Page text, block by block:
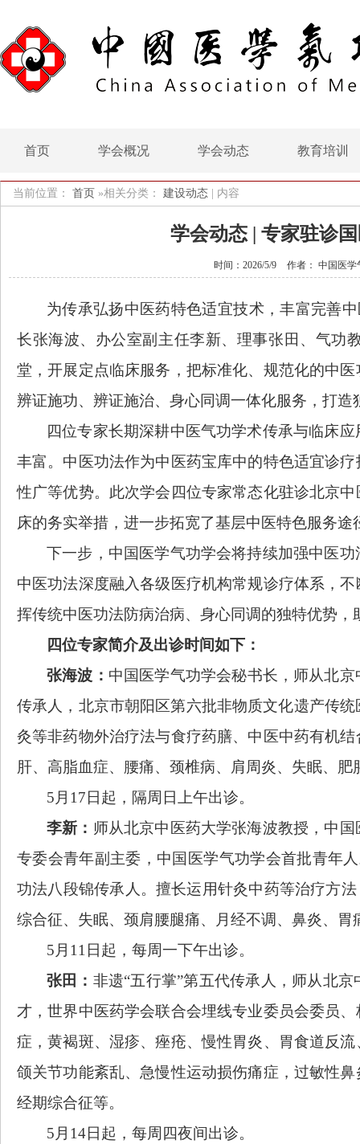
首页 学会概况 学会动态 教育培训
当前位置： 首页 »相关分类： 建设动态 内容
学会动态 | 专家驻诊
时间：2026/5/9 作者： 中国医学
为传承弘扬中医药特色适宜技术，丰富完善
长张海波、办公室副主任李新、理事张田、气功
堂，开展定点临床服务，把标准化、规范化的中
辨证施功、辨证施治、身心同调一体化服务，打
四位专家长期深耕中医气功学术传承与临床
丰富。中医功法作为中医药宝库中的特色适宜诊
性广等优势。此次学会四位专家常态化驻诊北京
床的务实举措，进一步拓宽了基层中医特色服务途
下一步，中国医学气功学会将持续加强中医
中医功法深度融入各级医疗机构常规诊疗体系，
挥传统中医功法防病治病、身心同调的独特优势
四位专家简介及出诊时间如下：
张海波： 中国医学气功学会秘书长，师从北
传承人，北京市朝阳区第六批非物质文化遗产传
灸等非药物外治疗法与食疗药膳、中医中药有机
肝、高脂血症、腰痛、颈椎病、肩周炎、失眠、
5月17日起，隔周日上午出诊。
李新： 师从北京中医药大学张海波教授，中
专委会青年副主委，中国医学气功学会首批青年
功法八段锦传承人。擅长运用针灸中药等治疗方
综合征、失眠、颈肩腰腿痛、月经不调、鼻炎、
5月11日起，每周一下午出诊。
张田： 非遗“五行掌”第五代传承人，师从北
才，世界中医药学会联合会埋线专业委员会委员
症，黄褐斑、湿疹、痤疮、慢性胃炎、胃食道反
颌关节功能紊乱、急慢性运动损伤痛症，过敏性
经期综合征等。
5月14日起，每周四夜间出诊。